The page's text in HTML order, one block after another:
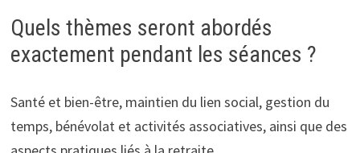
Quels thèmes seront abordés
exactement pendant les séances ?
Santé et bien-être, maintien du lien social, gestion du
temps, bénévolat et activités associatives, ainsi que des